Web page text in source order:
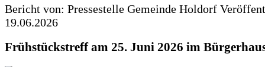
Bericht von: Pressestelle Gemeinde Holdorf
19.06.2026
Frühstückstreff am 25. Juni 2026 im